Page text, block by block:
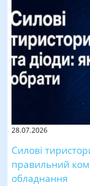
28.07.2026
Силові
правильний
обладнання